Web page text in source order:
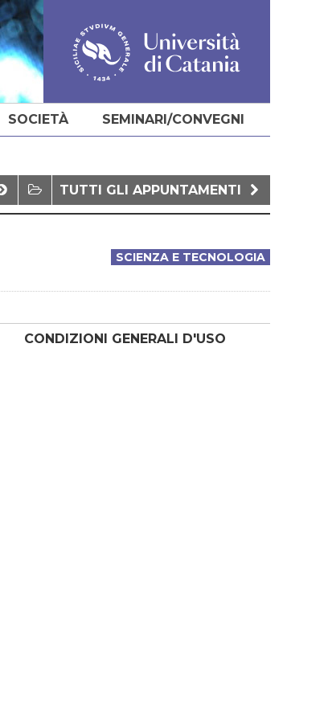
SOCIETÀ SEMINARI/CONVEGNI
TUTTI GLI APPUNTAMENTI
SCIENZA E TECNOLOGIA
CONDIZIONI GENERALI D'USO